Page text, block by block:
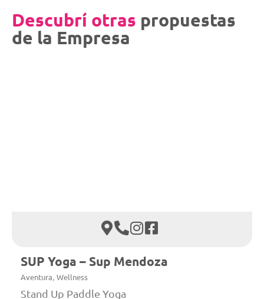
Descubrí otras propuestas
de la Empresa
SUP Yoga – Sup Mendoza
Aventura, Wellness
Stand Up Paddle Yoga